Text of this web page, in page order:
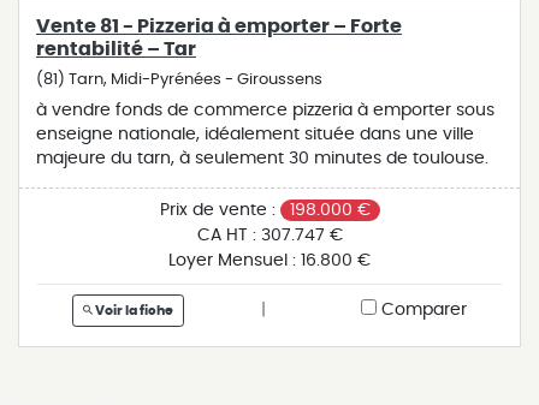
Vente 81 - Pizzeria à emporter – Forte
rentabilité – Tar
(81) Tarn, Midi-Pyrénées - Giroussens
à vendre fonds de commerce pizzeria à emporter sous
enseigne nationale, idéalement située dans une ville
majeure du tarn, à seulement 30 minutes de toulouse.
passant. activité 100 % vente à emporter complétée par
un kiosque automatique performant permettant de
générer du chiffre d’affaires 7j/7 et 24h/24. cette
€ et dégage une perf d’environ 130 000 €, offrant une
excellente rentabilité. affaire clé en main, saine et
pérenne, idéale pour un entrepreneur, un couple ou
Prix de vente :
198.000 €
CA HT : 307.747 €
Loyer Mensuel : 16.800 €
Voir la fiche Comparer